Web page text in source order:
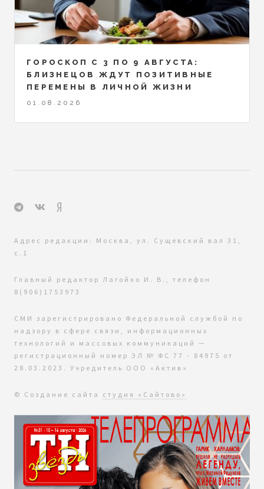
ГОРОСКОП С 3 ПО 9 АВГУСТА:
БЛИЗНЕЦОВ ЖДУТ ПОЗИТИВНЫЕ
ПЕРЕМЕНЫ В ЛИЧНОЙ ЖИЗНИ
01.08.2026
Адрес редакции: Москва, ул. Сущевский вал 31,
с.1
Главный редактор Лагойко И. В., телефон
8(906)1753973
СМИ зарегистрировано Федеральной службой по
надзору в сфере связи, информационных
технологий и массовых коммуникаций —
регистрационный номер ЭЛ № ФС 77 - 84975 от
28.03.2023. Учредитель ООО «Актив»
© Создание сайта студия «Сайтово»